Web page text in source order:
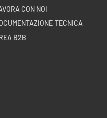
CON NOI
TECNICA
B2B